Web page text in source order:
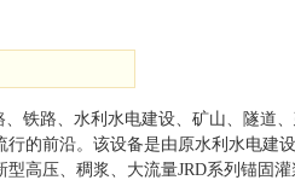
铁路、水利水电建设、矿山、隧
前沿。该设备是由原水利水电
压、稠浆、大流量JRD系列锚